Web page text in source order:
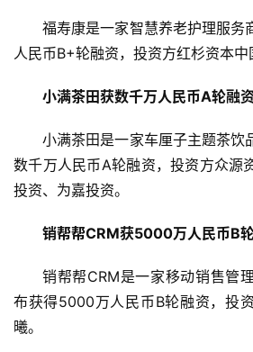
福寿康是一家智慧养老护理服务
人民币B+轮融资，投资方红杉资本中
小满茶田获数千万人民币A轮融
小满茶田是一家车厘子主题茶饮
数千万人民币A轮融资，投资方众源
投资、为嘉投资。
销帮帮CRM获5000万人民币B
销帮帮CRM是一家移动销售管
布获得5000万人民币B轮融资，投
曦。